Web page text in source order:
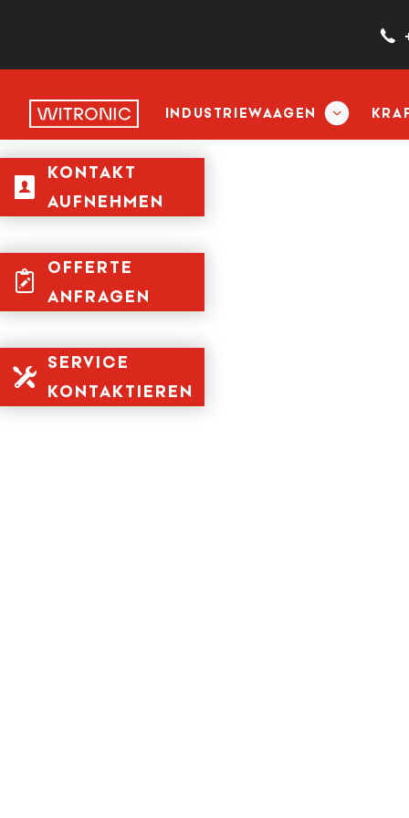
INDUSTRIEWAAGEN
KONTAKT
AUFNEHMEN
OFFERTE
ANFRAGEN
SERVICE
KONTAKTIEREN